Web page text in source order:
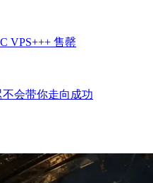
VPS+++ 售罄
不会带你走向成功